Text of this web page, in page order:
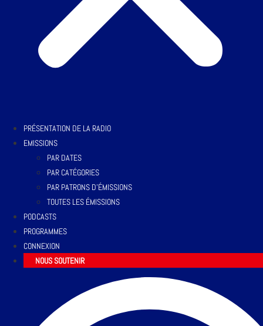
PRÉSENTATION DE LA RADIO
EMISSIONS
PAR DATES
PAR CATÉGORIES
PAR PATRONS D’ÉMISSIONS
TOUTES LES ÉMISSIONS
PODCASTS
PROGRAMMES
CONNEXION
NOUS SOUTENIR